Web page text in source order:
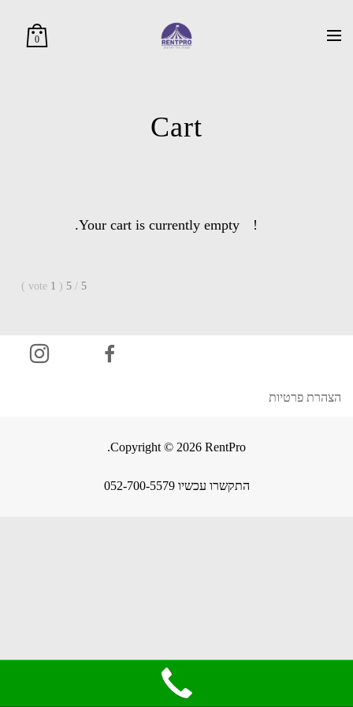
0
Cart
Your cart is currently empty.
5
/
5
(
1
vote
)
הצהרת פרטיות
Copyright © 2026 RentPro.
התקשרו עכשיו 052-700-5579